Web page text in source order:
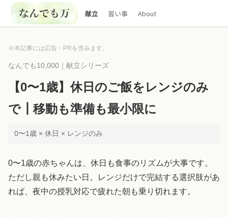
献立 習い事 About
※本記事には広告・PRを含みます。
なんでも10,000｜献立シリーズ
【0〜1歳】休日のご飯をレンジのみ
で┃移動も準備も最小限に
0〜1歳 × 休日 × レンジのみ
0〜1歳の赤ちゃんは、休日も食事のリズムが大事です。
ただし親も休みたい日。レンジだけで完結する選択肢があ
れば、夜中の授乳対応で疲れた朝も乗り切れます。